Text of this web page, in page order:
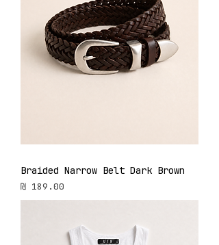
Braided Narrow Belt Dark Brown
מחיר